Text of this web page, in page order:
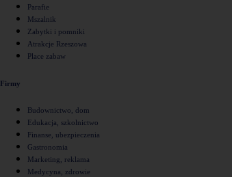
Parafie
Mszalnik
Zabytki i pomniki
Atrakcje Rzeszowa
Place zabaw
Firmy
Budownictwo, dom
Edukacja, szkolnictwo
Finanse, ubezpieczenia
Gastronomia
Marketing, reklama
Medycyna, zdrowie